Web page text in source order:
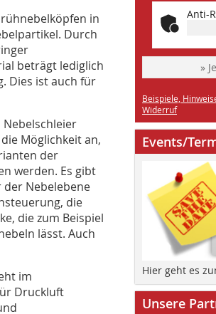
in
Durch
beträgt lediglich
Dies ist auch für
Möglichkeit an,
der
werden. Es gibt
Nebelebene
die
die zum Beispiel
lässt. Auch
im
Druckluft
Anti-
»
Beispiele,
Widerruf
Events/
Hier geht es
Unsere